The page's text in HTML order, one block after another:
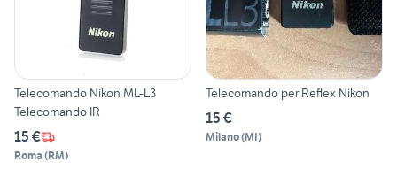
Telecomando Nikon ML-L3
Telecomando IR
15 €
Roma (RM)
Telecomando per Reflex Nikon
15 €
Milano(MI)